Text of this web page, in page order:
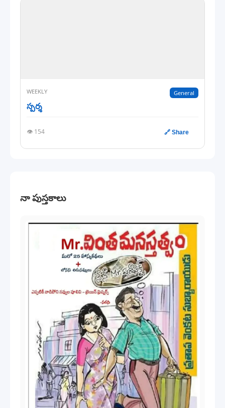
WEEKLY General
స్పర్శ
👁️ 154 🔗 Share
నా పుస్తకాలు